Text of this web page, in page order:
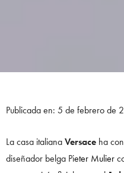
Publicada en: 5 de febrero de
La casa italianaVersace ha
diseñador belga Pieter Mulier